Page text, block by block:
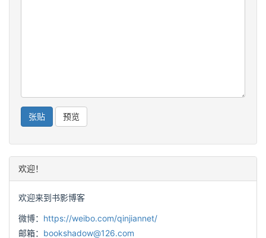
欢迎！
欢迎来到书影博客
微博： https://weibo.com/qinjiannet/
邮箱： bookshadow@126.com